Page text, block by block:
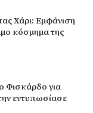
Χάρι: Εμφάνιση
κόσμημα της
Φισκάρδο για
εντυπωσίασε